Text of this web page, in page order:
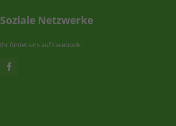
Soziale Netzwerke
Ihr findet uns auf Facebook: